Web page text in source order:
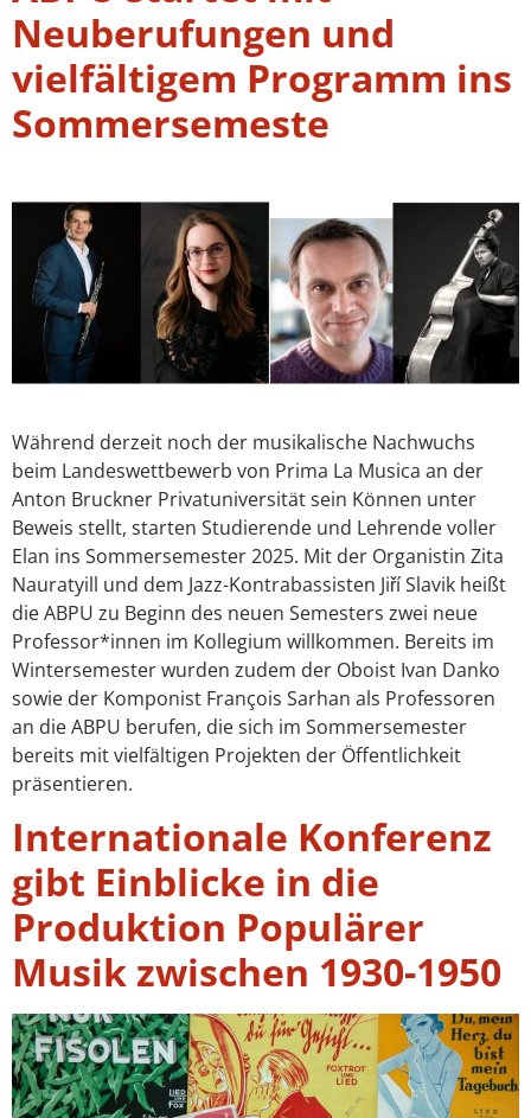
Neuberufungen und
vielfältigem Programm ins
Sommersemeste
Während derzeit noch der musikalische Nachwuchs
beim Landeswettbewerb von Prima La Musica an der
Anton Bruckner Privatuniversität sein Können unter
Beweis stellt, starten Studierende und Lehrende voller
Elan ins Sommersemester 2025. Mit der Organistin Zita
Nauratyill und dem Jazz-Kontrabassisten Jiří Slavik heißt
die ABPU zu Beginn des neuen Semesters zwei neue
Professor*innen im Kollegium willkommen. Bereits im
Wintersemester wurden zudem der Oboist Ivan Danko
sowie der Komponist François Sarhan als Professoren
an die ABPU berufen, die sich im Sommersemester
bereits mit vielfältigen Projekten der Öffentlichkeit
präsentieren.
Internationale Konferenz
gibt Einblicke in die
Produktion Populärer
Musik zwischen 1930-1950